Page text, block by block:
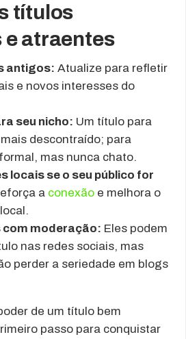
títulos
atraentes
antigos: Atualize para refletir
e novos interesses do
seu nicho: Um título para
descontraído; para
mas nunca chato.
locais se o seu público for
a conexão e melhora o
com moderação: Eles podem
nas redes sociais, mas
perder a seriedade em blogs
de um título bem
passo para conquistar